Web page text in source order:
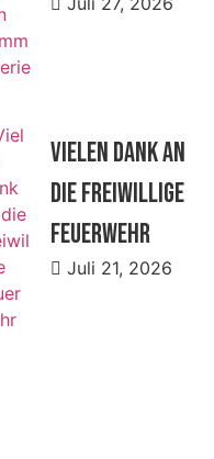
Vielen Dank an
die Freiwillige
Feuerwehr
Juli 21, 2026